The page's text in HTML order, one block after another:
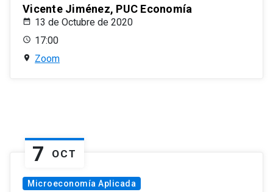
Vicente Jiménez, PUC Economía
13 de Octubre de 2020
17:00
Zoom
7 OCT
Microeconomía Aplicada